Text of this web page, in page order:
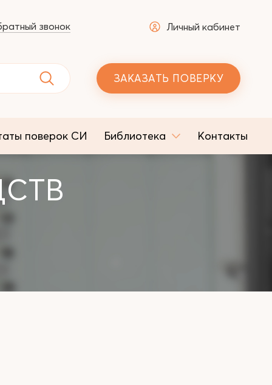
звонок Личный кабинет
ЗАКАЗАТЬ ПОВЕРКУ
поверок СИ Библиотека Контакты